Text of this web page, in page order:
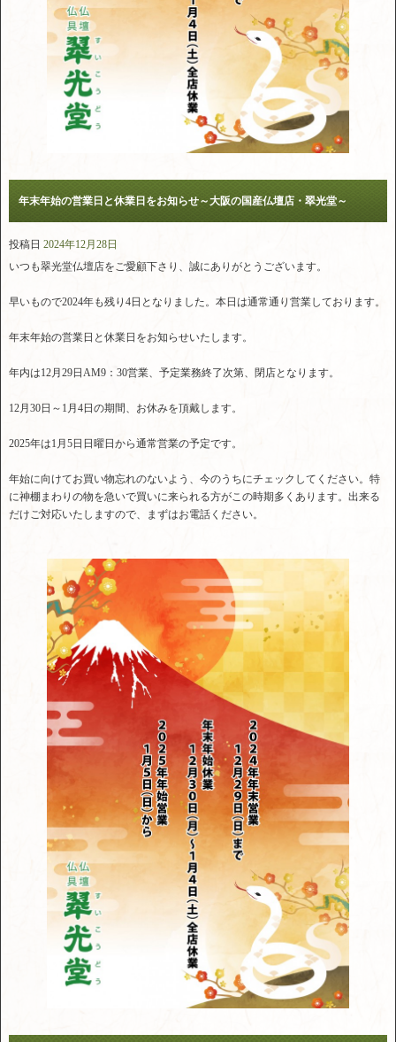
年末年始の営業日と休業日をお知らせ～大阪の国産仏壇店・翠光堂～
投稿日 2024年12月28日
いつも翠光堂仏壇店をご愛顧下さり、誠にありがとうございます。
早いもので2024年も残り4日となりました。本日は通常通り営業しております。
年末年始の営業日と休業日をお知らせいたします。
年内は12月29日AM9：30営業、予定業務終了次第、閉店となります。
12月30日～1月4日の期間、お休みを頂戴します。
2025年は1月5日日曜日から通常営業の予定です。
年始に向けてお買い物忘れのないよう、今のうちにチェックしてください。特
に神棚まわりの物を急いで買いに来られる方がこの時期多くあります。出来る
だけご対応いたしますので、まずはお電話ください。